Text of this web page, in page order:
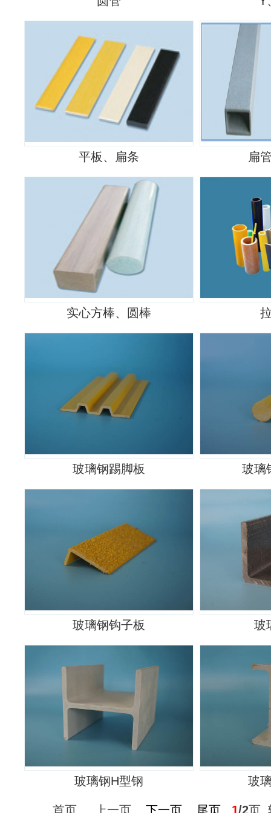
平板、扁条 扁
实心方棒、圆棒
玻璃钢踢脚板 玻璃
玻璃钢钩子板 玻
玻璃钢H型钢 玻
首页 上一页 下一页 尾页 1/2页